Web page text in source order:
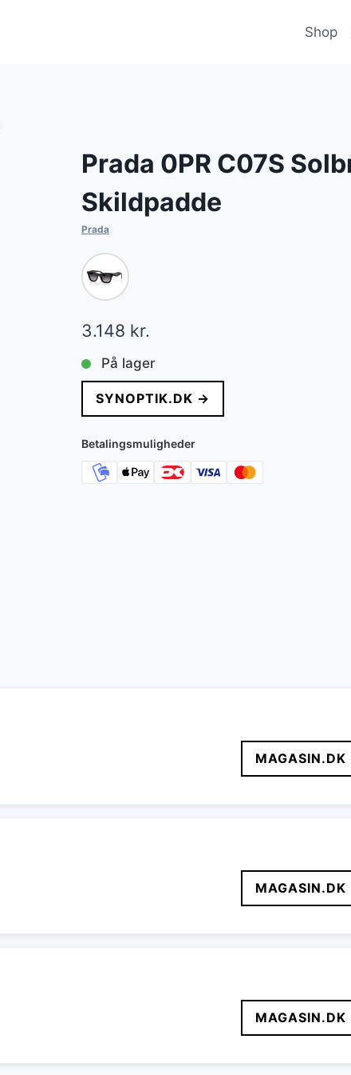
Shop
Prada 0PR C07S
Skildpadde
Prada
3.148 kr.
På lager
SYNOPTIK.DK →
Betalingsmuligheder